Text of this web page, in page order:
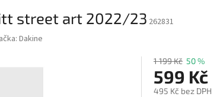
street art 2022/23 262831
Dakine
1 199 Kč 50 %
599 Kč
495 Kč bez DPH